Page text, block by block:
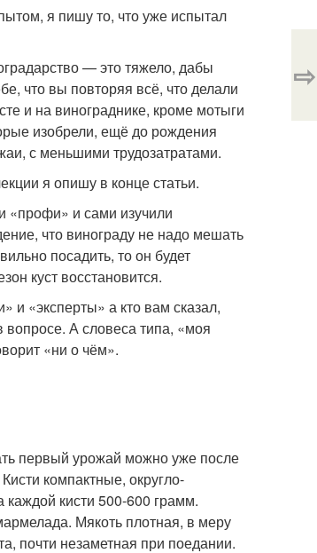
я пишу то, что уже испытал
— это тяжело, дабы
что вы повторяя всё, что делали
и на винограднике, кроме мотыги
изобрели, ещё до рождения
с меньшими трудозатратами.
я опишу в конце статьи.
«профи» и сами изучили
что винограду не надо мешать
посадить, то он будет
куст восстановится.
и «эксперты» а кто вам сказал,
вопросе. А словеса типа, «моя
«ни о чём».
первый урожай можно уже после
компактные, округло-
кисти 500-600 грамм.
Мякоть плотная, в меру
почти незаметная при поедании.
⇨